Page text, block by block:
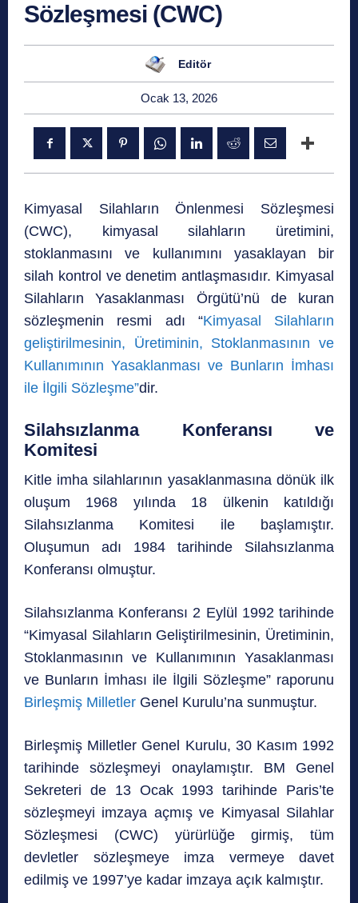
Sözleşmesi (CWC)
Editör
Ocak 13, 2026
Kimyasal Silahların Önlenmesi Sözleşmesi
(CWC), kimyasal silahların üretimini,
stoklanmasını ve kullanımını yasaklayan bir
silah kontrol ve denetim antlaşmasıdır. Kimyasal
Silahların Yasaklanması Örgütü’nü de kuran
sözleşmenin resmi adı “Kimyasal Silahların
geliştirilmesinin, Üretiminin, Stoklanmasının ve
Kullanımının Yasaklanması ve Bunların İmhası
ile İlgili Sözleşme”dir.
Silahsızlanma Konferansı ve
Komitesi
Kitle imha silahlarının yasaklanmasına dönük ilk
oluşum 1968 yılında 18 ülkenin katıldığı
Silahsızlanma Komitesi ile başlamıştır.
Oluşumun adı 1984 tarihinde Silahsızlanma
Konferansı olmuştur.
Silahsızlanma Konferansı 2 Eylül 1992 tarihinde
“Kimyasal Silahların Geliştirilmesinin, Üretiminin,
Stoklanmasının ve Kullanımının Yasaklanması
ve Bunların İmhası ile İlgili Sözleşme” raporunu
Birleşmiş Milletler Genel Kurulu’na sunmuştur.
Birleşmiş Milletler Genel Kurulu, 30 Kasım 1992
tarihinde sözleşmeyi onaylamıştır. BM Genel
Sekreteri de 13 Ocak 1993 tarihinde Paris’te
sözleşmeyi imzaya açmış ve Kimyasal Silahlar
Sözleşmesi (CWC) yürürlüğe girmiş, tüm
devletler sözleşmeye imza vermeye davet
edilmiş ve 1997’ye kadar imzaya açık kalmıştır.